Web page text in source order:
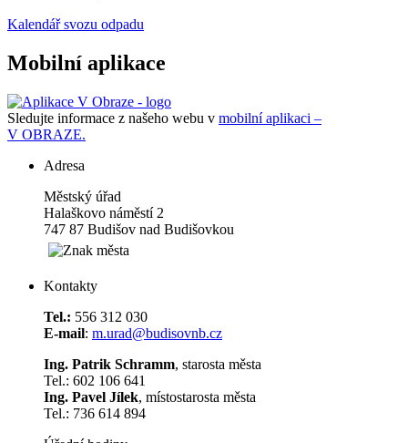
Kalendář svozu odpadu
Mobilní aplikace
Sledujte informace z našeho webu v mobilní aplikaci –
V OBRAZE.
Adresa
Městský úřad
Halaškovo náměstí 2
747 87 Budišov nad Budišovkou
Kontakty
Tel.: 556 312 030
E-mail: m.urad@budisovnb.cz
Ing. Patrik Schramm, starosta města
Tel.: 602 106 641
Ing. Pavel Jílek, místostarosta města
Tel.: 736 614 894